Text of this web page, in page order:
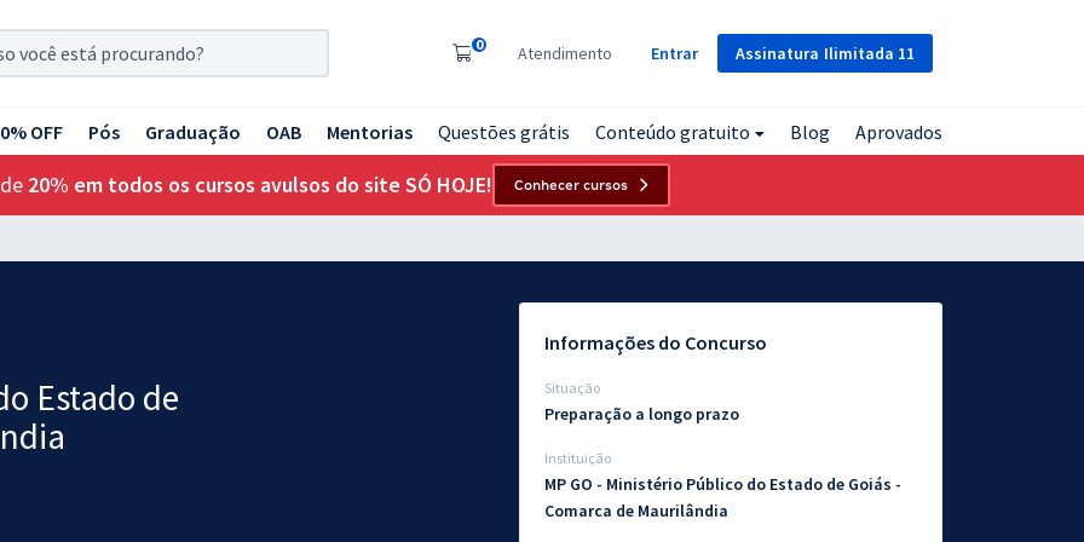
Assinatura Ilimitada 11
0 Atendimento Entrar
OFF Pós Graduação OAB Mentorias Questões grátis Conteúdo gratuito Blog Aprovados
20% em todos os cursos avulsos do site SÓ HOJE! Conhecer cursos
Estado de
Informações do Concurso
Situação
Preparação a longo prazo
Instituição
MP GO - Ministério Público do Estado de Goiás -
Comarca de Maurilândia